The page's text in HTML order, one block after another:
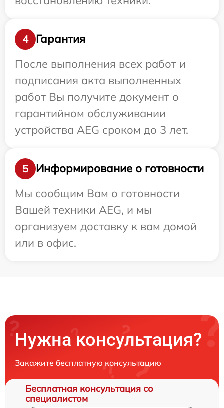
4
Гарантия
После выполнения всех работ и
подписания акта выполненных
работ Вы получите документ о
гарантийном обслуживании
устройства AEG сроком до 3 лет.
5
Информирование о готовности
Мы сообщим Вам о готовности
Вашей техники AEG, и мы
организуем доставку к вам домой
или в офис.
Нужна консультация?
Закажите бесплатную консультацию
Бесплатная консультация со
специалистом